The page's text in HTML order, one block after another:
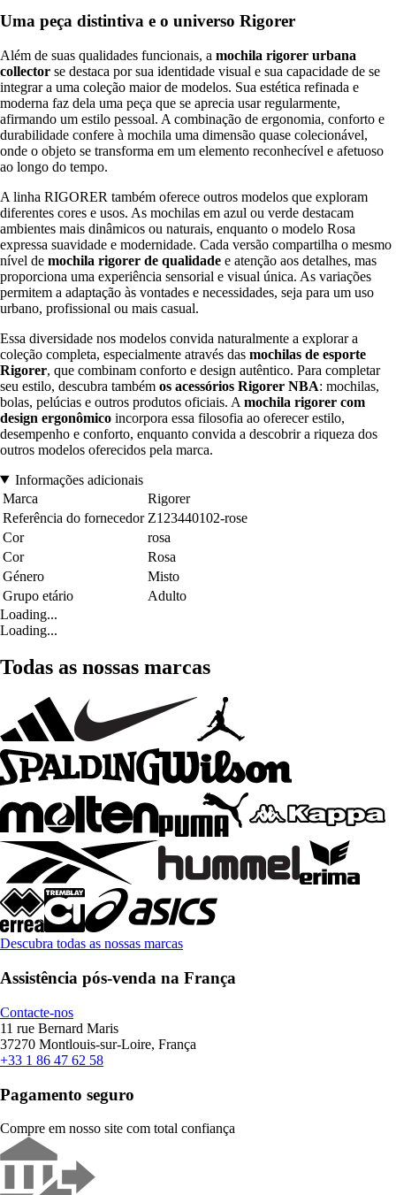
Uma peça distintiva e o universo Rigorer
Além de suas qualidades funcionais, a mochila rigorer urbana
collector se destaca por sua identidade visual e sua capacidade de se
integrar a uma coleção maior de modelos. Sua estética refinada e
moderna faz dela uma peça que se aprecia usar regularmente,
afirmando um estilo pessoal. A combinação de ergonomia, conforto e
durabilidade confere à mochila uma dimensão quase colecionável,
onde o objeto se transforma em um elemento reconhecível e afetuoso
ao longo do tempo.
A linha RIGORER também oferece outros modelos que exploram
diferentes cores e usos. As mochilas em azul ou verde destacam
ambientes mais dinâmicos ou naturais, enquanto o modelo Rosa
expressa suavidade e modernidade. Cada versão compartilha o mesmo
nível de mochila rigorer de qualidade e atenção aos detalhes, mas
proporciona uma experiência sensorial e visual única. As variações
permitem a adaptação às vontades e necessidades, seja para um uso
urbano, profissional ou mais casual.
Essa diversidade nos modelos convida naturalmente a explorar a
coleção completa, especialmente através das mochilas de esporte
Rigorer, que combinam conforto e design autêntico. Para completar
seu estilo, descubra também os acessórios Rigorer NBA: mochilas,
bolas, pelúcias e outros produtos oficiais. A mochila rigorer com
design ergonômico incorpora essa filosofia ao oferecer estilo,
desempenho e conforto, enquanto convida a descobrir a riqueza dos
outros modelos oferecidos pela marca.
Informações adicionais
Marca
Rigorer
Referência do fornecedor Z123440102-rose
Cor
rosa
Cor
Rosa
Género
Misto
Grupo etário
Adulto
Loading...
Loading...
Todas as nossas marcas
Descubra todas as nossas marcas
Assistência pós-venda na França
Contacte-nos
11 rue Bernard Maris
37270 Montlouis-sur-Loire, França
+33 1 86 47 62 58
Pagamento seguro
Compre em nosso site com total confiança